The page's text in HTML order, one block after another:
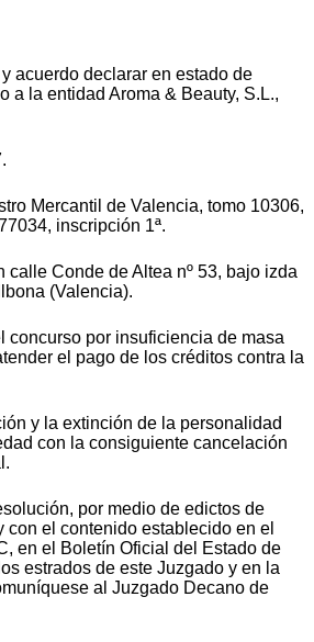
acuerdo declarar en estado de
a la entidad Aroma & Beauty, S.L.,
Mercantil de Valencia, tomo 10306,
inscripción 1ª.
calle Conde de Altea nº 53, bajo izda
(Valencia).
concurso por insuficiencia de masa
el pago de los créditos contra la
y la extinción de la personalidad
con la consiguiente cancelación
por medio de edictos de
con el contenido establecido en el
en el Boletín Oficial del Estado de
estrados de este Juzgado y en la
al Juzgado Decano de